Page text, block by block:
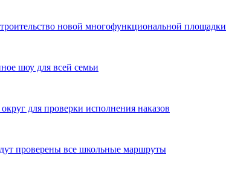
новой многофункциональной площадки
шоу для всей семьи
для проверки исполнения наказов
проверены все школьные маршруты